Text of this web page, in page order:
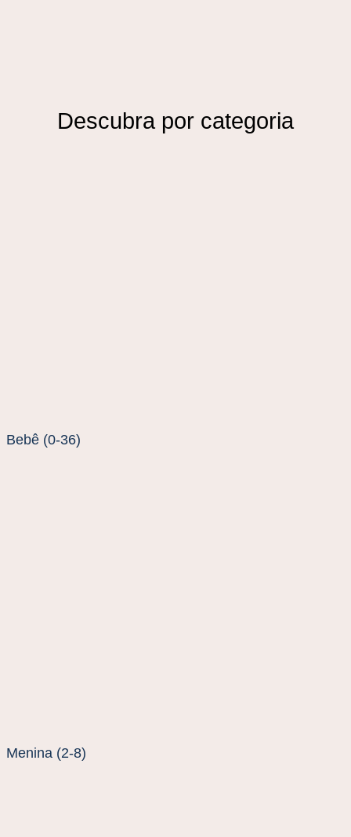
Descubra por categoria
Bebê (0-36)
Menina (2-8)